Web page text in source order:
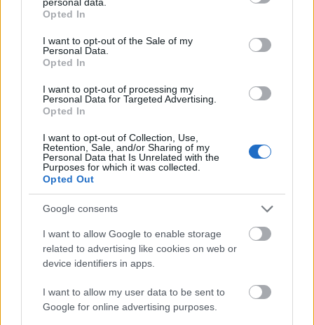
grant or deny consent to Google and its third-party tags to
use your data for below specified purposes in below Google
consent section.
Opted In
I want to opt-out of the Sale of my
Personal Data.
Opted In
I want to opt-out of processing my
Personal Data for Targeted Advertising.
Opted In
I want to opt-out of Collection, Use,
Retention, Sale, and/or Sharing of my
Personal Data that Is Unrelated with the
Purposes for which it was collected.
Opted Out
Google consents
I want to allow Google to enable storage
related to advertising like cookies on web or
device identifiers in apps.
I want to allow my user data to be sent to
Google for online advertising purposes.